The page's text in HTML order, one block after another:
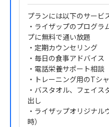
プランには以下のサービ
・ライザップのプログラ
プに無料で通い放題
・定期カウンセリング
・毎日の食事アドバイス
・電話栄養サポート相談
・トレーニング用のTシ
・バスタオル、フェイス
出し
・ライザップオリジナ
時）